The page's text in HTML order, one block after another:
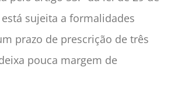
sujeita a formalidades
prazo de prescrição de três
pouca margem de